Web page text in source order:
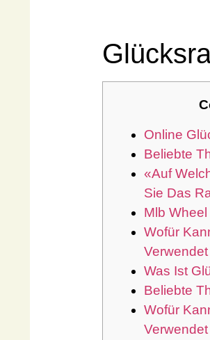
Online
Beliebte
«Auf
Sie Das
Mlb Wheel
Wofür
Was Ist
Beliebte
Wofür